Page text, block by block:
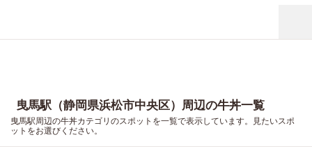
曳馬駅（静岡県浜松市中央区）周辺の牛丼一覧
曳馬駅周辺の牛丼カテゴリのスポットを一覧で表示しています。見たいスポ
ットをお選びください。